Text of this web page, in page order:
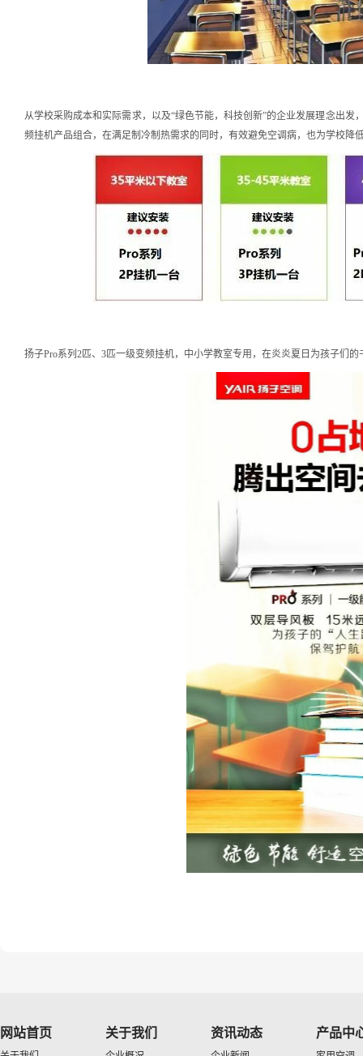
从学校采购成本和实际需求，以及“绿色节能，科技创新”的企业发展理念出
频挂机产品组合，在满足制冷制热需求的同时，有效避免空调病，也为学校降
扬子Pro系列2匹、3匹一级变频挂机，中小学教室专用，在炎炎夏日为孩子们
网站首页 关于我们 资讯动态 产品中